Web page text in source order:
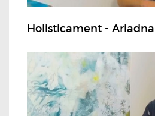
Holisticament -